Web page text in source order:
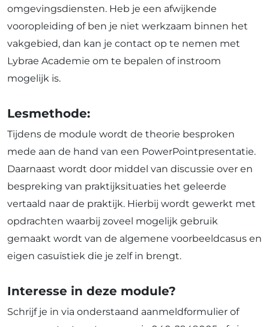
omgevingsdiensten. Heb je een afwijkende
vooropleiding of ben je niet werkzaam binnen het
vakgebied, dan kan je contact op te nemen met
Lybrae Academie om te bepalen of instroom
mogelijk is.
Lesmethode:
Tijdens de module wordt de theorie besproken
mede aan de hand van een PowerPointpresentatie.
Daarnaast wordt door middel van discussie over en
bespreking van praktijksituaties het geleerde
vertaald naar de praktijk. Hierbij wordt gewerkt met
opdrachten waarbij zoveel mogelijk gebruik
gemaakt wordt van de algemene voorbeeldcasus en
eigen casuïstiek die je zelf in brengt.
Interesse in deze module?
Schrijf je in via onderstaand aanmeldformulier of